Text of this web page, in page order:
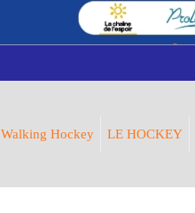
Walking Hockey LE HOCKEY